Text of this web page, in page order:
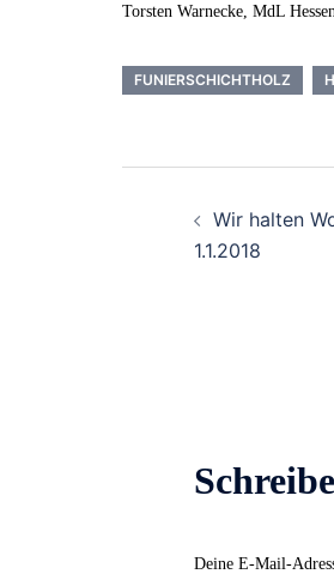
Torsten Warnecke, MdL Hessen
FUNIERSCHICHTHOLZ
Navigation
Wir halten
1.1.2018
Deine E-Mail-